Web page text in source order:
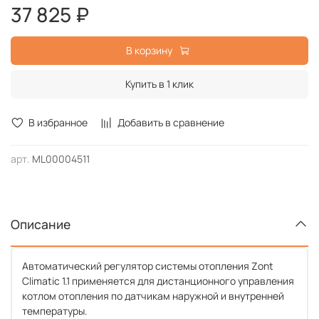
В избранное Добавить в сравнение
арт. ML00004511
Управление 2 котлами и ГВС
Взаимодействие с OpenTherm, E-Bus, BridgeNet
Функция «антизаморозка»
Выносная панель управления
37 825 ₽
В корзину
Купить в 1 клик
Описание
Автоматический регулятор системы отопления Zont
Climatic 1.1 применяется для дистанционного управления
котлом отопления по датчикам наружной и внутренней
температуры.